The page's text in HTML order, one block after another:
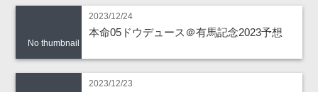
No thumbnail
2023/12/24
本命05ドウデュース＠有馬記念2023予想
2023/12/23